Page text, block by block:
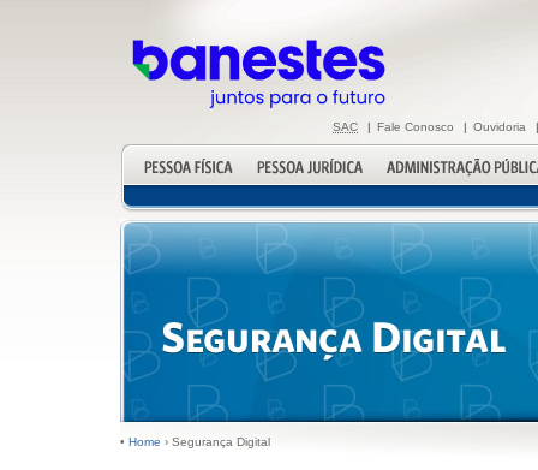
SAC | Fale Conosco | Ouvidoria |
• Home › Segurança Digital